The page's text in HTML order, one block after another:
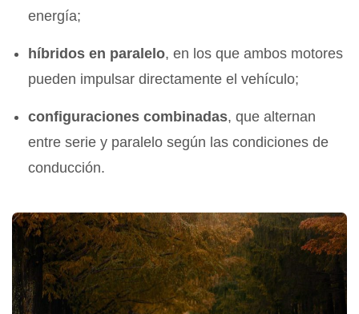
energía;
híbridos en paralelo, en los que ambos motores
pueden impulsar directamente el vehículo;
configuraciones combinadas, que alternan
entre serie y paralelo según las condiciones de
conducción.